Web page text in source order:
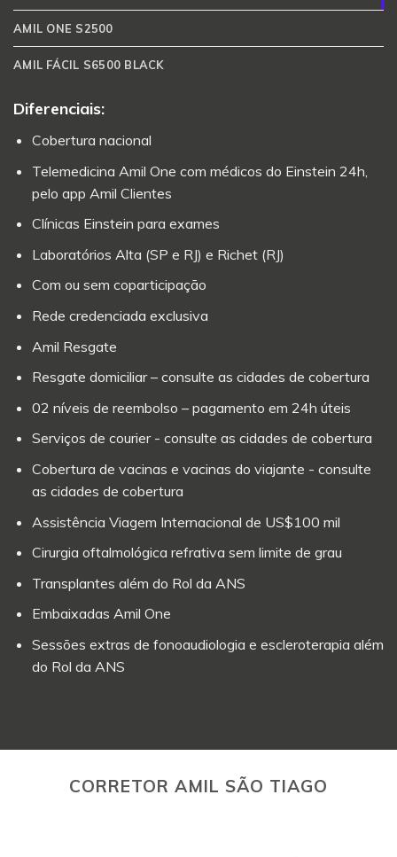
AMIL ONE S2500
AMIL FÁCIL S6500 BLACK
Diferenciais:
Cobertura nacional
Telemedicina Amil One com médicos do Einstein 24h,
pelo app Amil Clientes
Clínicas Einstein para exames
Laboratórios Alta (SP e RJ) e Richet (RJ)
Com ou sem coparticipação
Rede credenciada exclusiva
Amil Resgate
Resgate domiciliar – consulte as cidades de cobertura
02 níveis de reembolso – pagamento em 24h úteis
Serviços de courier - consulte as cidades de cobertura
Cobertura de vacinas e vacinas do viajante - consulte
as cidades de cobertura
Assistência Viagem Internacional de US$100 mil
Cirurgia oftalmológica refrativa sem limite de grau
Transplantes além do Rol da ANS
Embaixadas Amil One
Sessões extras de fonoaudiologia e escleroterapia além
do Rol da ANS
CORRETOR AMIL SÃO TIAGO